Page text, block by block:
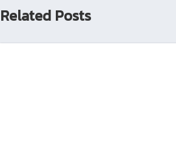
Related Posts